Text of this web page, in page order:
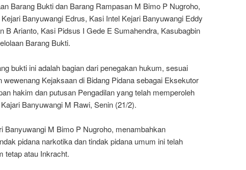
Barang Bukti dan Barang Rampasan M Bimo P Nugroho,
Banyuwangi Edrus, Kasi Intel Kejari Banyuwangi Eddy
B Arianto, Kasi Pidsus I Gede E Sumahendra, Kasubagbin
Barang Bukti.
bukti ini adalah bagian dari penegakan hukum, sesuai
wewenang Kejaksaan di Bidang Pidana sebagai Eksekutor
hakim dan putusan Pengadilan yang telah memperoleh
Banyuwangi M Rawi, Senin (21/2).
Banyuwangi M Bimo P Nugroho, menambahkan
pidana narkotika dan tindak pidana umum ini telah
tetap atau Inkracht.